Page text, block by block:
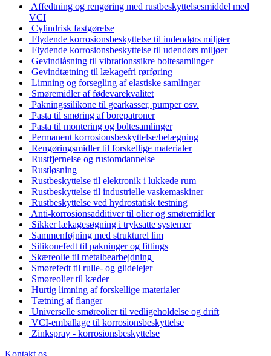
Affedtning og rengøring med rustbeskyttelsesmiddel med
VCI
Cylindrisk fastgørelse
Flydende korrosionsbeskyttelse til indendørs miljøer
Flydende korrosionsbeskyttelse til udendørs miljøer
Gevindlåsning til vibrationssikre boltesamlinger
Gevindtætning til lækagefri rørføring
Limning og forsegling af elastiske samlinger
Smøremidler af fødevarekvalitet
Pakningssilikone til gearkasser, pumper osv.
Pasta til smøring af borepatroner
Pasta til montering og boltesamlinger
Permanent korrosionsbeskyttelse/belægning
Rengøringsmidler til forskellige materialer
Rustfjernelse og rustomdannelse
Rustløsning
Rustbeskyttelse til elektronik i lukkede rum
Rustbeskyttelse til industrielle vaskemaskiner
Rustbeskyttelse ved hydrostatisk testning
Anti-korrosionsadditiver til olier og smøremidler
Sikker lækagesøgning i tryksatte systemer
Sammenføjning med strukturel lim
Silikonefedt til pakninger og fittings
Skæreolie til metalbearbejdning
Smørefedt til rulle- og glidelejer
Smøreolier til kæder
Hurtig limning af forskellige materialer
Tætning af flanger
Universelle smøreolier til vedligeholdelse og drift
VCI-emballage til korrosionsbeskyttelse
Zinkspray - korrosionsbeskyttelse
Kontakt os